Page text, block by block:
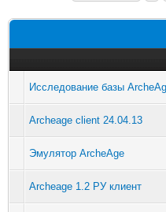
Исследование базы
Archeage client 24.04.13
Эмулятор ArcheAge
Archeage 1.2 РУ клиент